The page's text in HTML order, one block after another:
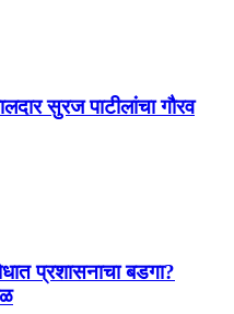
सुरज पाटीलांचा गौरव
प्रशासनाचा बडगा?